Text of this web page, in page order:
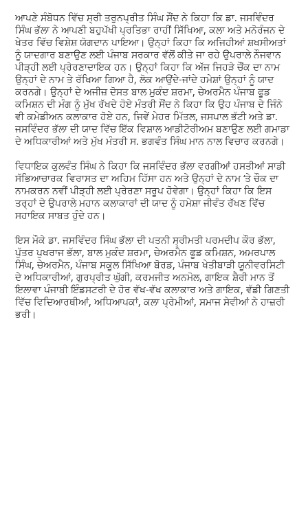
ਆਪਣੇ ਸੰਬੋਧਨ ਵਿੱਚ ਸ੍ਰੀ ਤਰੁਨਪ੍ਰੀਤ ਸਿੰਘ ਸੌਂਦ ਨੇ ਕਿਹਾ ਕਿ ਡਾ. ਜਸਵਿੰਦਰ
ਸਿੰਘ ਭੱਲਾ ਨੇ ਆਪਣੀ ਬਹੁਪੱਖੀ ਪ੍ਰਤਿਭਾ ਰਾਹੀਂ ਸਿੱਖਿਆ, ਕਲਾ ਅਤੇ ਮਨੋਰੰਜਨ ਦੇ
ਖੇਤਰ ਵਿੱਚ ਵਿਸ਼ੇਸ਼ ਯੋਗਦਾਨ ਪਾਇਆ। ਉਨ੍ਹਾਂ ਕਿਹਾ ਕਿ ਅਜਿਹੀਆਂ ਸ਼ਖਸੀਅਤਾਂ
ਨੂੰ ਯਾਦਗਾਰ ਬਣਾਉਣ ਲਈ ਪੰਜਾਬ ਸਰਕਾਰ ਵੱਲੋਂ ਕੀਤੇ ਜਾ ਰਹੇ ਉਪਰਾਲੇ ਨੌਜਵਾਨ
ਪੀੜ੍ਹੀ ਲਈ ਪ੍ਰੇਰਣਾਦਾਇਕ ਹਨ। ਉਨ੍ਹਾਂ ਕਿਹਾ ਕਿ ਅੱਜ ਜਿਹੜੇ ਚੌਂਕ ਦਾ ਨਾਮ
ਉਨ੍ਹਾਂ ਦੇ ਨਾਮ ਤੇ ਰੱਖਿਆ ਗਿਆ ਹੈ, ਲੋਕ ਆਉਂਦੇ-ਜਾਂਦੇ ਹਮੇਸ਼ਾਂ ਉਨ੍ਹਾਂ ਨੂੰ ਯਾਦ
ਕਰਨਗੇ। ਉਨ੍ਹਾਂ ਦੇ ਅਜੀਜ਼ ਦੋਸਤ ਬਾਲ ਮੁਕੰਦ ਸ਼ਰਮਾ, ਚੇਅਰਮੈਨ ਪੰਜਾਬ ਫੂਡ
ਕਮਿਸ਼ਨ ਦੀ ਮੰਗ ਨੂੰ ਮੁੱਖ ਰੱਖਦੇ ਹੋਏ ਮੰਤਰੀ ਸੌਂਦ ਨੇ ਕਿਹਾ ਕਿ ਉਹ ਪੰਜਾਬ ਦੇ ਜਿੰਨੇ
ਵੀ ਕਮੇਡੀਅਨ ਕਲਾਕਾਰ ਹੋਏ ਹਨ, ਜਿਵੇਂ ਮੇਹਰ ਮਿੱਤਲ, ਜਸਪਾਲ ਭੱਟੀ ਅਤੇ ਡਾ.
ਜਸਵਿੰਦਰ ਭੱਲਾ ਦੀ ਯਾਦ ਵਿੱਚ ਇੱਕ ਵਿਸ਼ਾਲ ਆਡੀਟੋਰੀਅਮ ਬਣਾਉਣ ਲਈ ਗਮਾਡਾ
ਦੇ ਅਧਿਕਾਰੀਆਂ ਅਤੇ ਮੁੱਖ ਮੰਤਰੀ ਸ. ਭਗਵੰਤ ਸਿੰਘ ਮਾਨ ਨਾਲ ਵਿਚਾਰ ਕਰਨਗੇ।
ਵਿਧਾਇਕ ਕੁਲਵੰਤ ਸਿੰਘ ਨੇ ਕਿਹਾ ਕਿ ਜਸਵਿੰਦਰ ਭੱਲਾ ਵਰਗੀਆਂ ਹਸਤੀਆਂ ਸਾਡੀ
ਸੱਭਿਆਚਾਰਕ ਵਿਰਾਸਤ ਦਾ ਅਹਿਮ ਹਿੱਸਾ ਹਨ ਅਤੇ ਉਨ੍ਹਾਂ ਦੇ ਨਾਮ ‘ਤੇ ਚੌਕ ਦਾ
ਨਾਮਕਰਨ ਨਵੀਂ ਪੀੜ੍ਹੀ ਲਈ ਪ੍ਰੇਰਣਾ ਸਰੂਪ ਹੋਵੇਗਾ। ਉਨ੍ਹਾਂ ਕਿਹਾ ਕਿ ਇਸ
ਤਰ੍ਹਾਂ ਦੇ ਉਪਰਾਲੇ ਮਹਾਨ ਕਲਾਕਾਰਾਂ ਦੀ ਯਾਦ ਨੂੰ ਹਮੇਸ਼ਾ ਜੀਵੰਤ ਰੱਖਣ ਵਿੱਚ
ਸਹਾਇਕ ਸਾਬਤ ਹੁੰਦੇ ਹਨ।
ਇਸ ਮੌਕੇ ਡਾ. ਜਸਵਿੰਦਰ ਸਿੰਘ ਭੱਲਾ ਦੀ ਪਤਨੀ ਸ੍ਰੀਮਤੀ ਪਰਮਦੀਪ ਕੌਰ ਭੱਲਾ,
ਪੁੱਤਰ ਪੁਖਰਾਜ ਭੱਲਾ, ਬਾਲ ਮੁਕੰਦ ਸ਼ਰਮਾ, ਚੇਅਰਮੈਨ ਫੂਡ ਕਮਿਸ਼ਨ, ਅਮਰਪਾਲ
ਸਿੰਘ, ਚੇਅਰਮੈਨ, ਪੰਜਾਬ ਸਕੂਲ ਸਿੱਖਿਆ ਬੋਰਡ, ਪੰਜਾਬ ਖੇਤੀਬਾੜੀ ਯੂਨੀਵਰਸਿਟੀ
ਦੇ ਅਧਿਕਾਰੀਆਂ, ਗੁਰਪ੍ਰੀਤ ਘੁੱਗੀ, ਕਰਮਜੀਤ ਅਨਮੋਲ, ਗਾਇਕ ਸ਼ੈਰੀ ਮਾਨ ਤੋਂ
ਇਲਾਵਾ ਪੰਜਾਬੀ ਇੰਡਸਟਰੀ ਦੇ ਹੋਰ ਵੱਖ-ਵੱਖ ਕਲਾਕਾਰ ਅਤੇ ਗਾਇਕ, ਵੱਡੀ ਗਿਣਤੀ
ਵਿੱਚ ਵਿਦਿਆਰਥੀਆਂ, ਅਧਿਆਪਕਾਂ, ਕਲਾ ਪ੍ਰੇਮੀਆਂ, ਸਮਾਜ ਸੇਵੀਆਂ ਨੇ ਹਾਜ਼ਰੀ
ਭਰੀ।